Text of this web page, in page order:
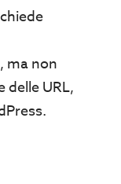
ma non
delle URL,